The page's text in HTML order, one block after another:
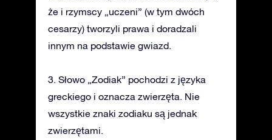
że i rzymscy „uczeni” (w tym dwóch
cesarzy) tworzyli prawa i doradzali
innym na podstawie gwiazd.
3. Słowo „Zodiak” pochodzi z języka
greckiego i oznacza zwierzęta. Nie
wszystkie znaki zodiaku są jednak
zwierzętami.